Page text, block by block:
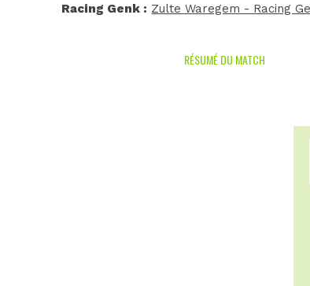
Racing Genk : Zulte Waregem - Racing
RÉSUMÉ DU MATCH